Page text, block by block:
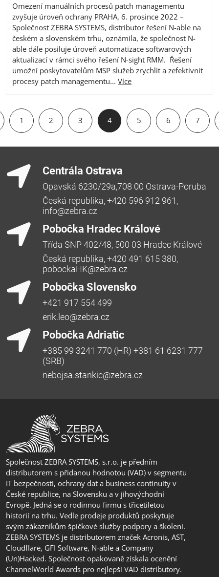
Omezení manuálních procesů patch managementu
zvyšuje úroveň ochrany PRAHA, 6. prosince 2022 –
Společnost ZEBRA SYSTEMS, distributor řešení N-able na
českém a slovenském trhu, oznámila, že společnost N-
able dále posiluje úroveň automatizace softwarových
aktualizací v rámci svého řešení N-sight RMM. Řešení
umožní poskytovatelům MSP služeb zrychlit a zefektivnit
procesy patch managementu... Více
1 2 3 4 5 6 7
Centrála Ostrava
Opavská 6230/29a,708 00 Ostrava-Poruba
Česká republika, +420 596 912 961,
info@zebra.cz
Pobočka Hradec Králové
Třída SNP 402/48, 500 03 Hradec Králové
Česká republika, +420 491 615 380,
pobockaHK@zebra.cz
Pobočka Slovensko
+421 917 554 499
erik.leo@zebra.cz
Pobočka Adriatic
+385 99 3241 770 (HR) +381 61 6231 777
(SRB)
nebojsa.stankic@zebra.cz
Společnost ZEBRA SYSTEMS, s.r.o. je předním
distributorem s přidanou hodnotou (VAD) v segmentu
IT bezpečnosti, ochrany dat a business continuity v
České republice, na Slovensku a v jihovýchodní
Evropě. Jedná se o rodinnou firmu s třicetiletou
historií na trhu. Vedle prodeje produktů poskytuje
svým zákazníkům špičkové služby podpory a školení.
ZEBRA SYSTEMS je distributorem značek Acronis, AST,
Cloudflare, GFI Software, N-able a Company
(Un)Hacked. Společnost opakovaně získala ocenění
ChannelWorld Awards pro nejlepší VAD distributory.